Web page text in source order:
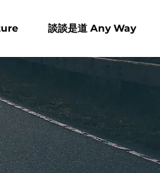
談談是道 Any Way